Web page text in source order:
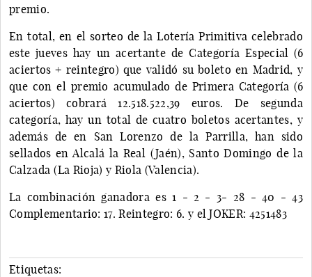
premio.
En total, en el sorteo de la Lotería Primitiva celebrado
este jueves hay un acertante de Categoría Especial (6
aciertos + reintegro) que validó su boleto en Madrid, y
que con el premio acumulado de Primera Categoría (6
aciertos) cobrará 12.518.522,39 euros. De segunda
categoría, hay un total de cuatro boletos acertantes, y
además de en San Lorenzo de la Parrilla, han sido
sellados en Alcalá la Real (Jaén), Santo Domingo de la
Calzada (La Rioja) y Riola (Valencia).
La combinación ganadora es 1 - 2 - 3- 28 - 40 - 43
Complementario: 17. Reintegro: 6. y el JOKER: 4251483
Etiquetas: